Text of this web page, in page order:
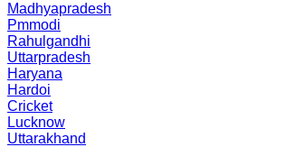
Madhyapradesh
Pmmodi
Rahulgandhi
Uttarpradesh
Haryana
Hardoi
Cricket
Lucknow
Uttarakhand